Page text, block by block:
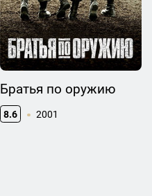
Братья по оружию
8.6 2001